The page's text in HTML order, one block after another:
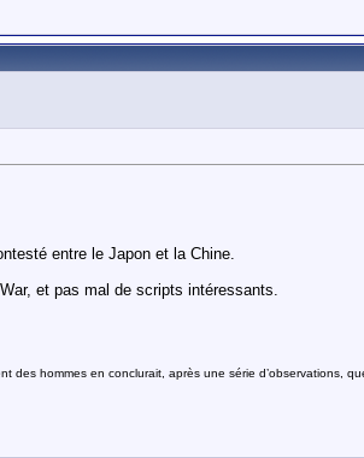
entre le Japon et la Chine.
et pas mal de scripts intéressants.
des hommes en conclurait, après une série d’observations,